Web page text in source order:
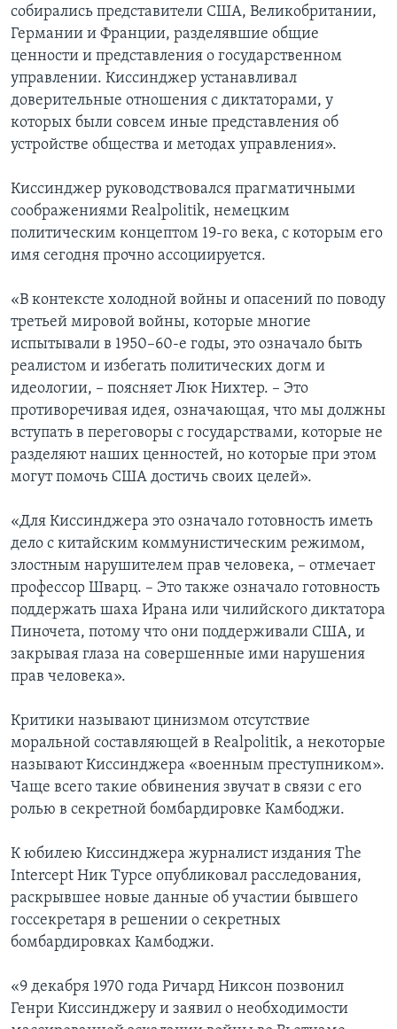
собирались представители США, Великобритании,
Германии и Франции, разделявшие общие
ценности и представления о государственном
управлении. Киссинджер устанавливал
доверительные отношения с диктаторами, у
которых были совсем иные представления об
устройстве общества и методах управления».
Киссинджер руководствовался прагматичными
соображениями Realpolitik, немецким
политическим концептом 19-го века, с которым его
имя сегодня прочно ассоциируется.
«В контексте холодной войны и опасений по поводу
третьей мировой войны, которые многие
испытывали в 1950–60-e годы, это означало быть
реалистом и избегать политических догм и
идеологии, – поясняет Люк Нихтер. – Это
противоречивая идея, означающая, что мы должны
вступать в переговоры с государствами, которые не
разделяют наших ценностей, но которые при этом
могут помочь США достичь своих целей».
«Для Киссинджера это означало готовность иметь
дело с китайским коммунистическим режимом,
злостным нарушителем прав человека, – отмечает
профессор Шварц. – Это также означало готовность
поддержать шаха Ирана или чилийского диктатора
Пиночета, потому что они поддерживали США, и
закрывая глаза на совершенные ими нарушения
прав человека».
Критики называют цинизмом отсутствие
моральной составляющей в Realpolitik, а некоторые
называют Киссинджера «военным преступником».
Чаще всего такие обвинения звучат в связи с его
ролью в секретной бомбардировке Камбоджи.
К юбилею Киссинджера журналист издания The
Intercept Ник Турсе опубликовал расследования,
раскрывшее новые данные об участии бывшего
госсекретаря в решении о секретных
бомбардировках Камбоджи.
«9 декабря 1970 года Ричард Никсон позвонил
Генри Киссинджеру и заявил о необходимости